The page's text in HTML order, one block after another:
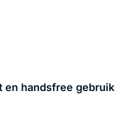
handsfree gebruik